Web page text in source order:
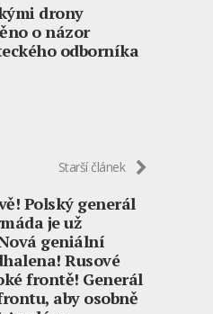
drony
o názor
odborníka
Starší článek
Polský generál
je už
geniální
Rusové
frontě! Generál
aby osobně